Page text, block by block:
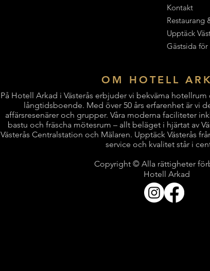
Kontakt
Restaurang
Upptäck
Gästsida
OM HOTELL
På Hotell Arkad i Västerås erbjuder vi bekväma
långtidsboende. Med över 50 års erfarenhet är vi
affärsresenärer och grupper. Våra moderna faciliteter
bastu och fräscha mötesrum – allt beläget i hjärtat av
Västerås Centralstation och Mälaren. Upptäck Västerås
service och kvalitet står i
Copyright © Alla rättigheter
Hotell Arkad